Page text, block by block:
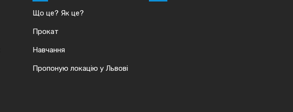
Що це? Як це?
Прокат
Навчання
Пропоную локацію у Львові